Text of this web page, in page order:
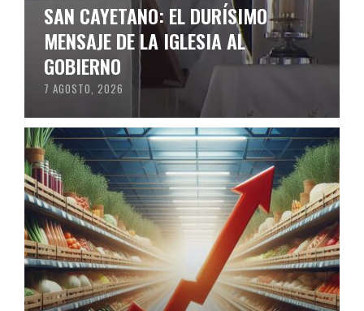
SAN CAYETANO: EL DURÍSIMO
MENSAJE DE LA IGLESIA AL
GOBIERNO
7 AGOSTO, 2026